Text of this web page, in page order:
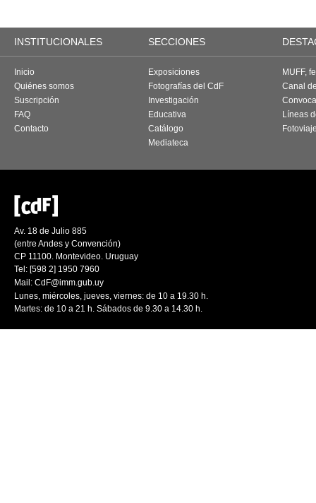
INSTITUCIONALES SECCIONES
Inicio
Quiénes somos
Suscripción
FAQ
Contacto
Exposiciones
Fotografías del CdF
Investigación
Educativa
Catálogo
Mediateca
MUFF,
Canal
Líneas
Av. 18 de Julio 885
(entre Andes y Convención)
CP 11100. Montevideo. Uruguay
Tel: [598 2] 1950 7960
Mail: CdF@imm.gub.uy
Lunes, miércoles, jueves, viernes: de 10 a 19.30 h.
Martes: de 10 a 21 h. Sábados de 9.30 a 14.30 h.